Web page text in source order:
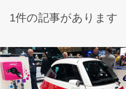
デザイナーというしごと
AXIS
1件の記事があります